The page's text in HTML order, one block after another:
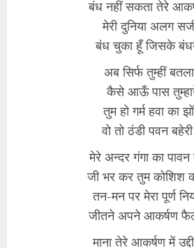
बंध नहीं सकता तेरे
मेरी दुनिया अलग
बंध चुका हूँ जिसके
अब सिर्फ तुम्हीं
कैसे आऊँ पास
तुम हो गर्म हवा का
वो तो ठंडी पवन
मेरे अन्दर गंगा का
जी भर कर तुम कोशिश
तन-मन पर मेरा पूर्ण
जीतने अपने आकर्षण
माना तेरे आकर्षण में